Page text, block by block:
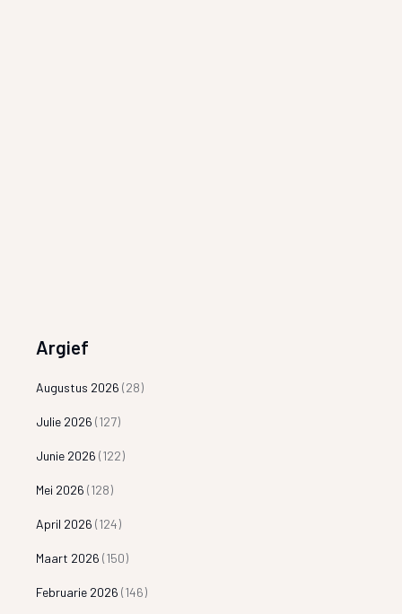
Argief
Augustus 2026 (28)
Julie 2026 (127)
Junie 2026 (122)
Mei 2026 (128)
April 2026 (124)
Maart 2026 (150)
Februarie 2026 (146)